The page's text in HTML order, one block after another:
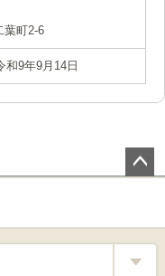
葉町2-6
和9年9月14日
ップ
へ